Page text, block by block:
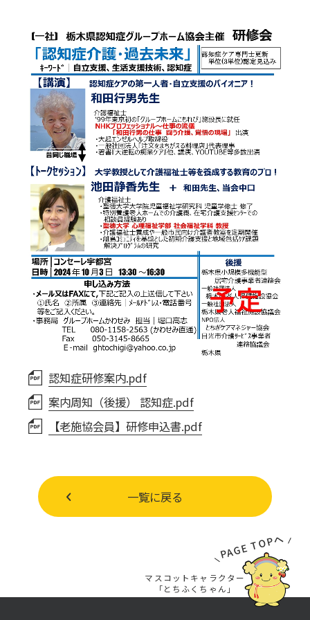
認知症研修案内.pdf
案内周知（後援） 認知症.pdf
【老施協会員】研修申込書.pdf
一覧に戻る
PAGE TOPへ
マスコットキャラクター
「とちふくちゃん」